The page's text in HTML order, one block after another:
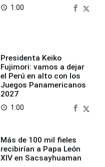
access_time 1:00
Presidenta Keiko
Fujimori: vamos a dejar
el Perú en alto con los
Juegos Panamericanos
2027
access_time 1:00
Más de 100 mil fieles
recibirían a Papa León
XIV en Sacsayhuaman